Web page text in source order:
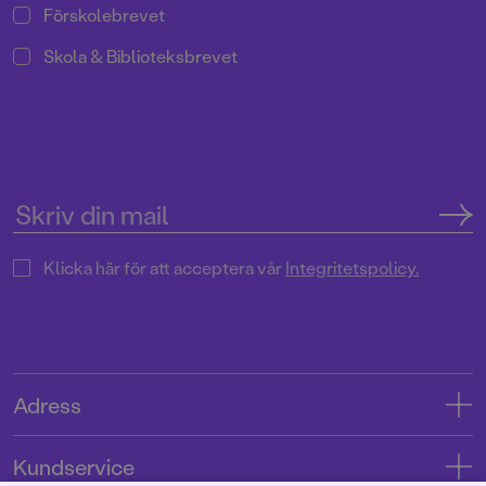
Förskolebrevet
Skola & Biblioteksbrevet
Klicka här för att acceptera vårIntegritetspolicy.
Adress
Kundservice